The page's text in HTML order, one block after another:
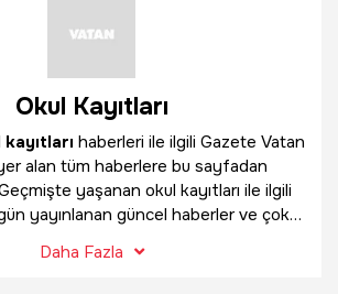
Okul Kayıtları
haberleri ile ilgili Gazete Vatan
alan tüm haberlere bu sayfadan
yaşanan okul kayıtları ile ilgili
yayınlanan güncel haberler ve çok
bulabilirsiniz.
Daha Fazla